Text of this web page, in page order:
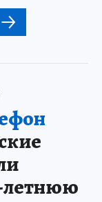
летнюю